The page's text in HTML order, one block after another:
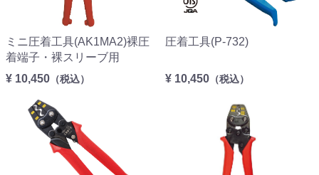
ミニ圧着工具(AK1MA2)裸圧
着端子・裸スリーブ用
¥ 10,450 （税込）
圧着工具(P-732)
¥ 10,450 （税込）